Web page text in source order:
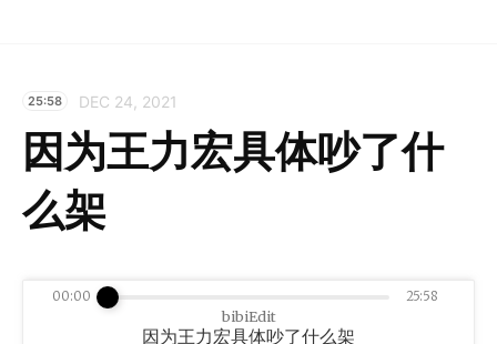
25:58 DEC 24, 2021
因为王力宏具体吵了什
么架
bibiEdit
因为王力宏具体吵了什么架
00:00 25:58